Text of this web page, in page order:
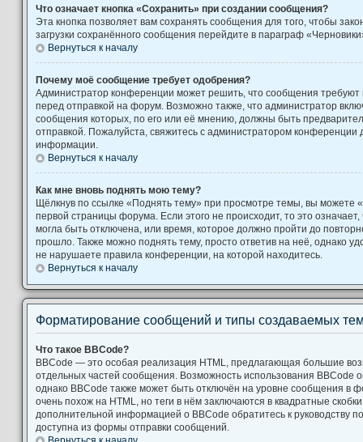
Что означает кнопка «Сохранить» при создании сообщения?
Эта кнопка позволяет вам сохранять сообщения для того, чтобы
загрузки сохранённого сообщения перейдите в параграф
Вернуться к началу
Почему моё сообщение требует одобрения?
Администратор конференции может решить, что сообщения требуют
перед отправкой на форум. Возможно также, что администратор
сообщения которых, по его или её мнению, должны быть
отправкой. Пожалуйста, свяжитесь с администратором конференции
информации.
Вернуться к началу
Как мне вновь поднять мою тему?
Щёлкнув по ссылке «Поднять тему» при просмотре темы, вы можете
первой страницы форума. Если этого не происходит, то это
могла быть отключена, или время, которое должно пройти до
прошло. Также можно поднять тему, просто ответив на неё, однако
не нарушаете правила конференции, на которой находитесь.
Вернуться к началу
Форматирование сообщений и типы создаваемых
Что такое BBCode?
BBCode — это особая реализация HTML, предлагающая большие
отдельных частей сообщения. Возможность использования BBCode
однако BBCode также может быть отключён на уровне сообщения в
очень похож на HTML, но теги в нём заключаются в квадратные
дополнительной информацией о BBCode обратитесь к руководству
доступна из формы отправки сообщений.